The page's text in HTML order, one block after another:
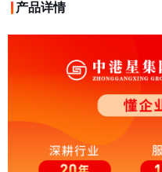
产品详情